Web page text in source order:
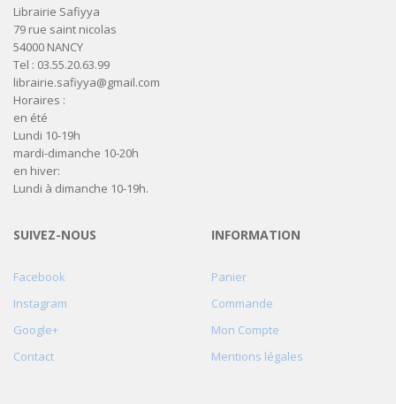
Librairie Safiyya
79 rue saint nicolas
54000 NANCY
Tel : 03.55.20.63.99
librairie.safiyya@gmail.com
Horaires :
en été
Lundi 10-19h
mardi-dimanche 10-20h
en hiver:
Lundi à dimanche 10-19h.
SUIVEZ-NOUS
Facebook
Instagram
Google+
Contact
INFORMATION
Panier
Commande
Mon Compte
Mentions légales